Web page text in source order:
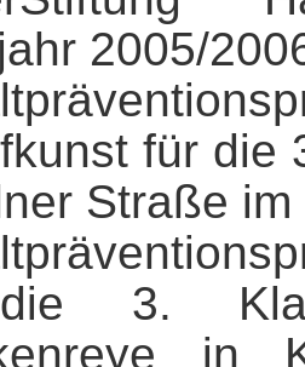
2005/
für die
Straße
3.
in